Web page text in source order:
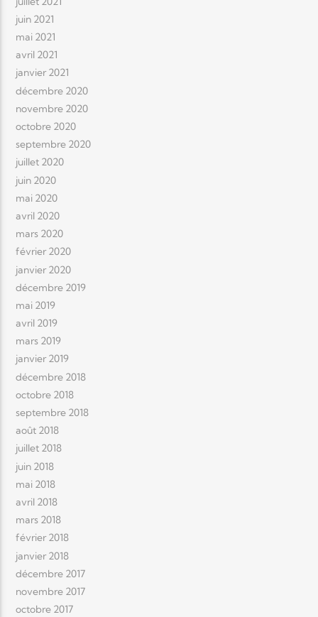
juin 2021
mai 2021
avril 2021
janvier 2021
décembre 2020
novembre 2020
octobre 2020
septembre 2020
juillet 2020
juin 2020
mai 2020
avril 2020
mars 2020
février 2020
janvier 2020
décembre 2019
mai 2019
avril 2019
mars 2019
janvier 2019
décembre 2018
octobre 2018
septembre 2018
août 2018
juillet 2018
juin 2018
mai 2018
avril 2018
mars 2018
février 2018
janvier 2018
décembre 2017
novembre 2017
octobre 2017